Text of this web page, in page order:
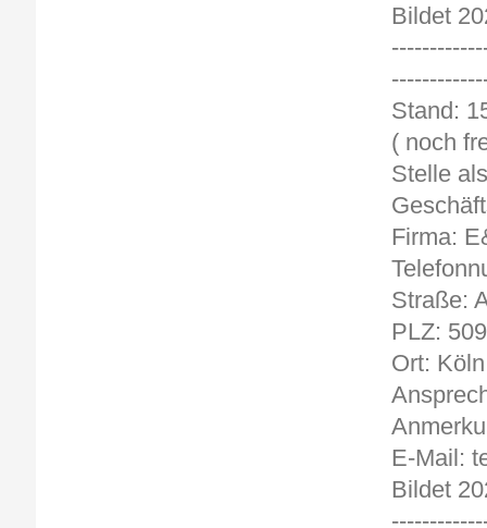
Bildet
( noch
Stelle
Firma:
Straße:
PLZ:
Ort: Köln
E-Mail:
Bildet